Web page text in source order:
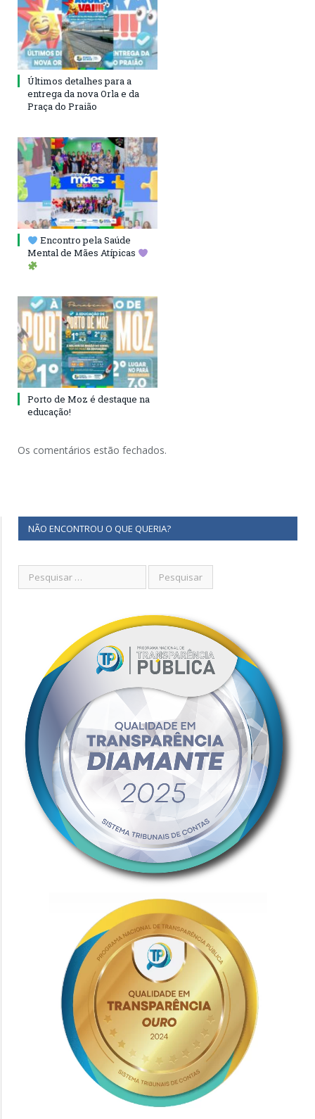
Últimos detalhes para a
entrega da nova Orla e da
Praça do Praião
Encontro pela Saúde
Mental de Mães Atípicas
Porto de Moz é destaque na
educação!
Os comentários estão fechados.
NÃO ENCONTROU O QUE QUERIA?